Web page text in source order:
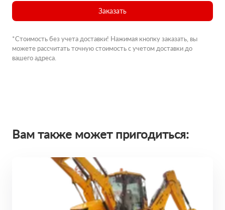
Заказать
*Стоимость без учета доставки! Нажимая кнопку заказать, вы
можете рассчитать точную стоимость с учетом доставки до
вашего адреса.
Вам также может пригодиться: